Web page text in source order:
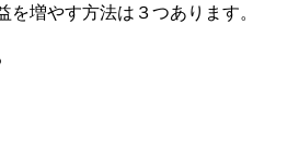
を増やす方法は３つあります。